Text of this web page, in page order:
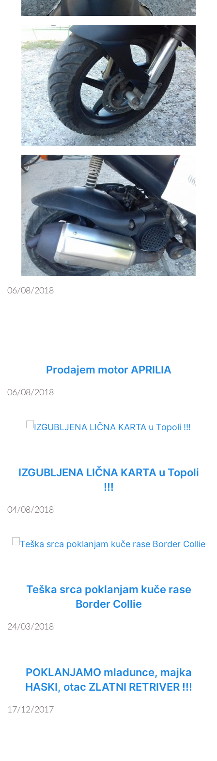
06/08/2018
Prodajem motor APRILIA
06/08/2018
IZGUBLJENA LIČNA KARTA u Topoli
!!!
04/08/2018
Teška srca poklanjam kuče rase
Border Collie
24/03/2018
POKLANJAMO mladunce, majka
HASKI, otac ZLATNI RETRIVER !!!
17/12/2017